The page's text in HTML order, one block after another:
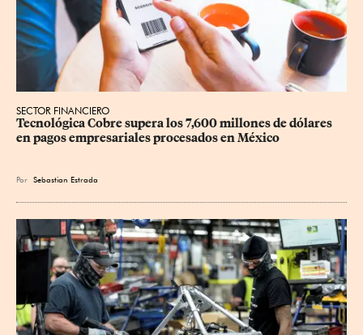
SECTOR FINANCIERO
Tecnológica Cobre supera los 7,600 millones de dólares
en pagos empresariales procesados en México
Por Sebastian Estrada